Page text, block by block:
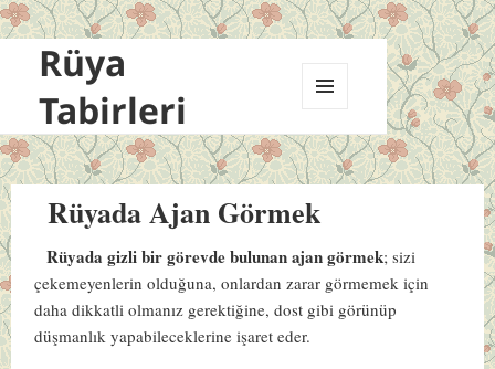
Rüya
Tabirleri
VE
BILEŞENLER
Rüyada Ajan Görmek
Rüyada gizli bir görevde bulunan ajan görmek; sizi
çekemeyenlerin olduğuna, onlardan zarar görmemek için
daha dikkatli olmanız gerektiğine, dost gibi görünüp
düşmanlık yapabileceklerine işaret eder.